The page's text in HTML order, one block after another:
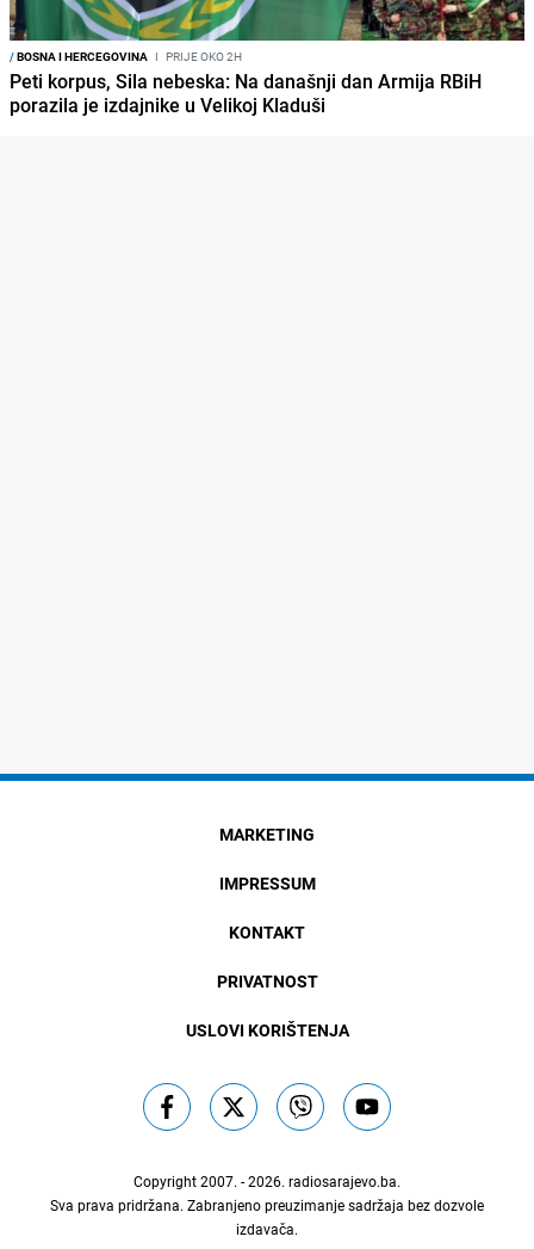
/BOSNA I HERCEGOVINA I PRIJE OKO 2H
Peti korpus, Sila nebeska: Na današnji dan Armija RBiH
porazila je izdajnike u Velikoj Kladuši
MARKETING
IMPRESSUM
KONTAKT
PRIVATNOST
USLOVI KORIŠTENJA
Copyright 2007. - 2026. radiosarajevo.ba.
Sva prava pridržana. Zabranjeno preuzimanje sadržaja bez dozvole
izdavača.